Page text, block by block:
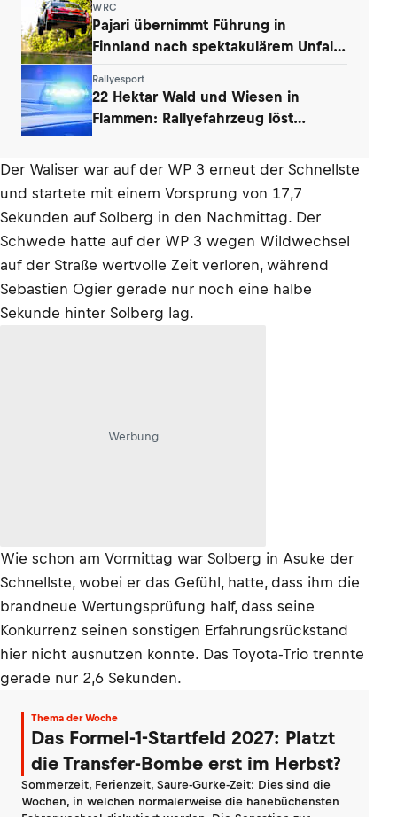
WRC
Pajari übernimmt Führung in
Finnland nach spektakulärem Unfall
Rallyesport
22 Hektar Wald und Wiesen in
Flammen: Rallyefahrzeug löst
Der Waliser war auf der WP 3 erneut der Schnellste
und startete mit einem Vorsprung von 17,7
Sekunden auf Solberg in den Nachmittag. Der
Schwede hatte auf der WP 3 wegen Wildwechsel
auf der Straße wertvolle Zeit verloren, während
Sebastien Ogier gerade nur noch eine halbe
Sekunde hinter Solberg lag.
Werbung
Wie schon am Vormittag war Solberg in Asuke der
Schnellste, wobei er das Gefühl, hatte, dass ihm die
brandneue Wertungsprüfung half, dass seine
Konkurrenz seinen sonstigen Erfahrungsrückstand
hier nicht ausnutzen konnte. Das Toyota-Trio trennte
gerade nur 2,6 Sekunden.
Thema der Woche
Das Formel-1-Startfeld 2027: Platzt
die Transfer-Bombe erst im Herbst?
Sommerzeit, Ferienzeit, Saure-Gurke-Zeit: Dies sind die
Wochen, in welchen normalerweise die hanebüchensten